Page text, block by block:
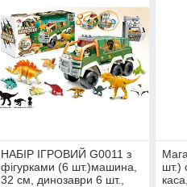
НАБІР ІГРОВИЙ G0011 з
фігурками (6 шт.)машина,
32 см, динозаври 6 шт.,
шт.)